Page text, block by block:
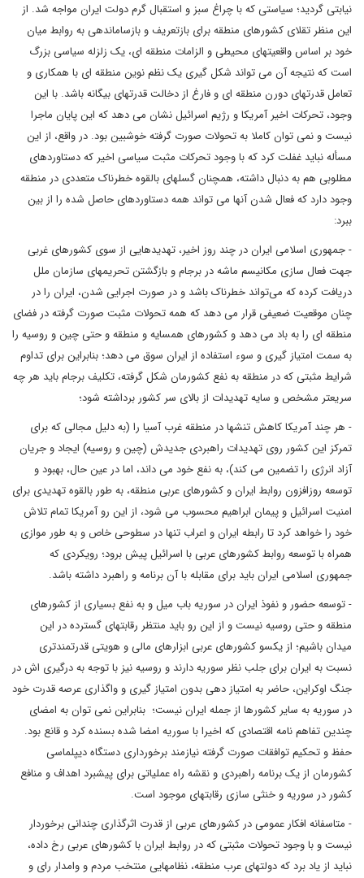
نیابتی گردید؛ سیاستی که با چراغ سبز و استقبال گرم دولت ایران مواجه شد. از
این منظر تقلای کشورهای منطقه برای بازتعریف و بازساماندهی به روابط میان
خود بر اساس واقعیتهای محیطی و الزامات منطقه ای، یک زلزله سیاسی بزرگ
است که نتیجه آن می تواند شکل گیری یک نظم نوین منطقه ای با همکاری و
تعامل قدرتهای دورن منطقه ای و فارغ از دخالت قدرتهای بیگانه باشد. با این
وجود، تحرکات اخیر آمریکا و رژیم اسرائیل نشان می دهد که این پایان ماجرا
نیست و نمی توان کاملا به تحولات صورت گرفته خوشبین بود. در واقع، از این
مسأله نباید غفلت کرد که با وجود تحرکات مثبت سیاسی اخیر که دستاوردهای
مطلوبی هم به دنبال داشته، همچنان گسلهای بالقوه خطرناک متعددی در منطقه
وجود دارد که فعال شدن آنها می تواند همه دستاوردهای حاصل شده را از بین
ببرد:
- جمهوری اسلامی ایران در چند روز اخیر، تهدیدهایی از سوی کشورهای غربی
جهت فعال سازی مکانیسم ماشه در برجام و بازگشتن تحریمهای سازمان ملل
دریافت کرده که می‌تواند خطرناک باشد و در صورت اجرایی شدن، ایران را در
چنان موقعیت ضعیفی قرار می دهد که همه تحولات مثبت صورت گرفته در فضای
منطقه ای را به باد می دهد و کشورهای همسایه و منطقه و حتی چین و روسیه را
به سمت امتیاز گیری و سوء استفاده از ایران سوق می دهد؛ بنابراین برای تداوم
شرایط مثبتی که در منطقه به نفع کشورمان شکل گرفته، تکلیف برجام باید هر چه
سریعتر مشخص و سایه تهدیدات از بالای سر کشور برداشته شود؛
- هر چند آمریکا کاهش تنشها در منطقه غرب آسیا را (به دلیل مجالی که برای
تمرکز این کشور روی تهدیدات راهبردی جدیدش (چین و روسیه) ایجاد و جریان
آزاد انرژی را تضمین می کند)، به نفع خود می داند، اما در عین حال، بهبود و
توسعه روزافزون روابط ایران و کشورهای عربی منطقه، به طور بالقوه تهدیدی برای
امنیت اسرائیل و پیمان ابراهیم محسوب می شود، از این رو آمریکا تمام تلاش
خود را خواهد کرد تا رابطه ایران و اعراب تنها در سطوحی خاص و به طور موازی
همراه با توسعه روابط کشورهای عربی با اسرائیل پیش برود؛ رویکردی که
جمهوری اسلامی ایران باید برای مقابله با آن برنامه و راهبرد داشته باشد.
- توسعه حضور و نفوذ ایران در سوریه باب میل و به نفع بسیاری از کشورهای
منطقه و حتی روسیه نیست و از این رو باید منتظر رقابتهای گسترده در این
میدان باشیم؛ از یکسو کشورهای عربی ابزارهای مالی و هویتی قدرتمندتری
نسبت به ایران برای جلب نظر سوریه دارند و روسیه نیز با توجه به درگیری اش در
جنگ اوکراین، حاضر به امتیاز دهی بدون امتیاز گیری و واگذاری عرصه قدرت خود
در سوریه به سایر کشورها از جمله ایران نیست؛ بنابراین نمی توان به امضای
چندین تفاهم نامه اقتصادی که اخیرا با سوریه امضا شده بسنده کرد و قانع بود.
حفظ و تحکیم توافقات صورت گرفته نیازمند برخورداری دستگاه دیپلماسی
کشورمان از یک برنامه راهبردی و نقشه راه عملیاتی برای پیشبرد اهداف و منافع
کشور در سوریه و خنثی سازی رقابتهای موجود است.
- متاسفانه افکار عمومی در کشورهای عربی از قدرت اثرگذاری چندانی برخوردار
نیست و با وجود تحولات مثبتی که در روابط ایران با کشورهای عربی رخ داده،
نباید از یاد برد که دولتهای عرب منطقه، نظامهایی منتخب مردم و وامدار رای و